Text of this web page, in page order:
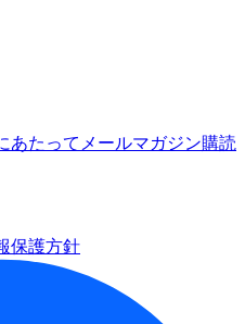
あたって メールマガジン購読
保護方針